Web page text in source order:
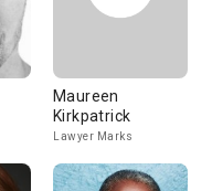
Maureen
Kirkpatrick
Lawyer Marks